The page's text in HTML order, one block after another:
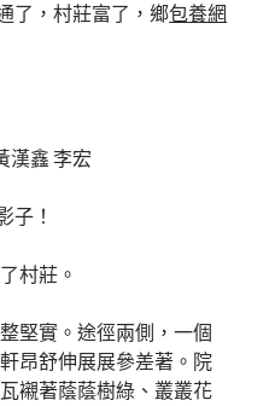
了，村莊富了，鄉包養網
漢鑫 李宏
子！
村莊。
堅實。途徑兩側，一個
昂舒伸展展參差著。院
襯著蔭蔭樹綠、叢叢花